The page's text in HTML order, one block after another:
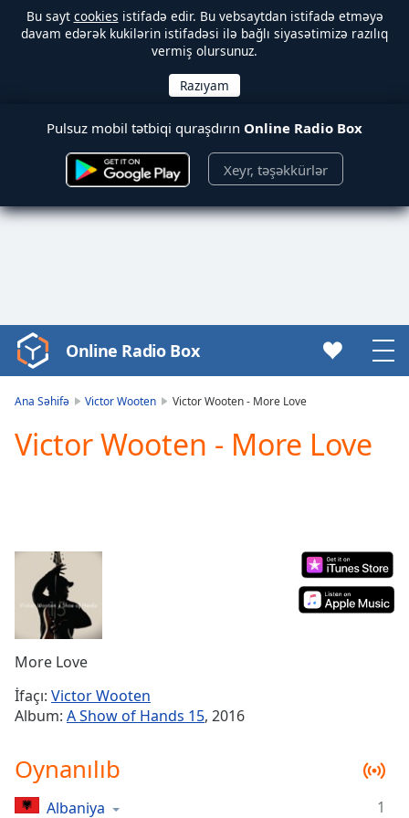
Bu sayt cookies istifadə edir. Bu vebsaytdan istifadə etməyə
davam edərək kukilərin istifadəsi ilə bağlı siyasətimizə razılıq
vermiş olursunuz.
Pulsuz mobil tətbiqi quraşdırın Online Radio Box
Xeyr, təşəkkürlər
Video
Player
Play
Video
Current
Time0:00
Duration-:-
Loaded:
0.00%
Stream
TypeLIVE
live,
currently
behind
liveLIVE
Online Radio Box
Ana Səhifə Victor Wooten Victor Wooten - More Love
Victor Wooten - More Love
More Love
İfaçı: Victor Wooten
Album: A Show of Hands 15, 2016
Oynanılıb
Albaniya
1